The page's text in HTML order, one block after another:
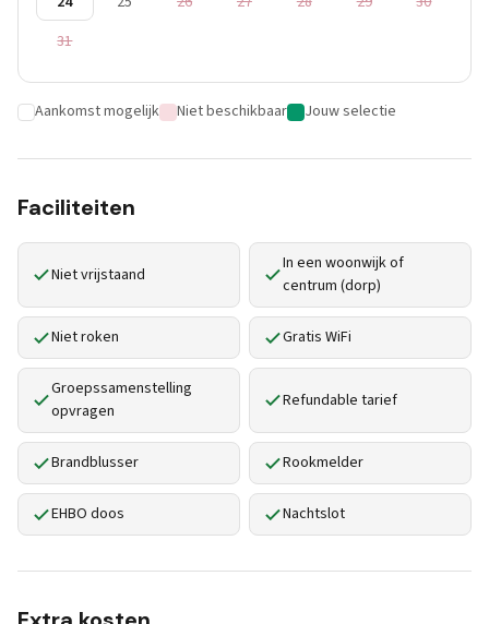
31
Aankomst mogelijk Niet beschikbaar Jouw selectie
Faciliteiten
Niet vrijstaand
In een woonwijk of
centrum (dorp)
Niet roken Gratis WiFi
Groepssamenstelling
opvragen
Refundable tarief
Brandblusser Rookmelder
EHBO doos Nachtslot